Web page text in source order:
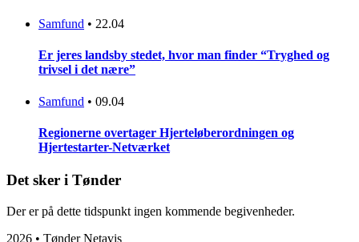
Samfund • 22.04
Er jeres landsby stedet, hvor man finder “Tryghed og
trivsel i det nære”
Samfund • 09.04
Regionerne overtager Hjerteløberordningen og
Hjertestarter-Netværket
Det sker i Tønder
Der er på dette tidspunkt ingen kommende begivenheder.
2026 • Tønder Netavis